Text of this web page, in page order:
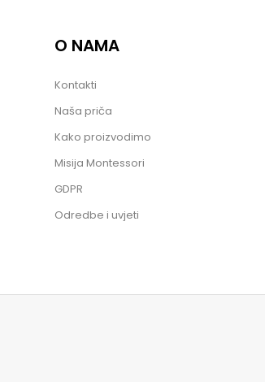
O NAMA
Kontakti
Naša priča
Kako proizvodimo
Misija Montessori
GDPR
Odredbe i uvjeti